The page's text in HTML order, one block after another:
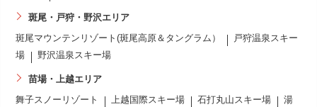
斑尾・戸狩・野沢エリア
斑尾マウンテンリゾート(斑尾高原＆タングラム）
戸狩温泉スキー
場
野沢温泉スキー場
苗場・上越エリア
舞子スノーリゾート 上越国際スキー場 石打丸山スキー場
湯